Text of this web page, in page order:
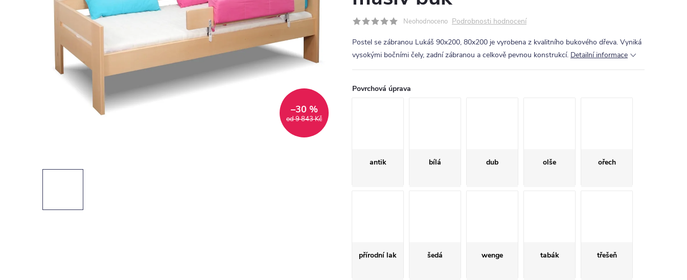
od 9 843 Kč
–30 %
Neohodnoceno Podrobnosti hodnocení
Postel se zábranou Lukáš 90x200, 80x200 je vyrobena z kvalitního bukového dřeva. Vyniká
vysokými bočními čely, zadní zábranou a celkově pevnou konstrukcí. Detailní informace
Povrchová úprava
antik bílá dub olše ořech
přírodní lak šedá wenge tabák třešeň